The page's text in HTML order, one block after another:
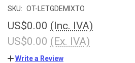
SKU: OT-LETGDEMIXTO
US$0.00 (Inc. IVA)
US$0.00 (Ex. IVA)
Write a Review